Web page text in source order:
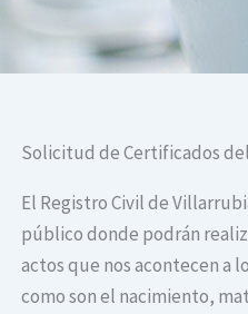
Solicitud de Certificados
El Registro Civil de
público donde podrán
actos que nos acontecen a
como son el nacimiento,